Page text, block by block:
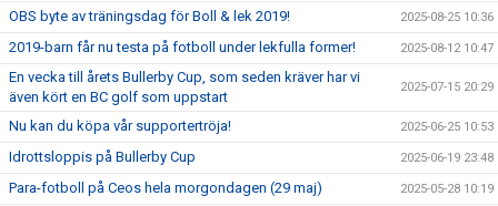
OBS byte av träningsdag för Boll & lek 2019! 2025-08-25 10:36
2019-barn får nu testa på fotboll under lekfulla former! 2025-08-12 10:47
En vecka till årets Bullerby Cup, som seden kräver har vi
även kört en BC golf som uppstart
2025-07-15 20:29
Nu kan du köpa vår supportertröja! 2025-06-25 10:53
Idrottsloppis på Bullerby Cup 2025-06-19 23:48
Para-fotboll på Ceos hela morgondagen (29 maj) 2025-05-28 10:19